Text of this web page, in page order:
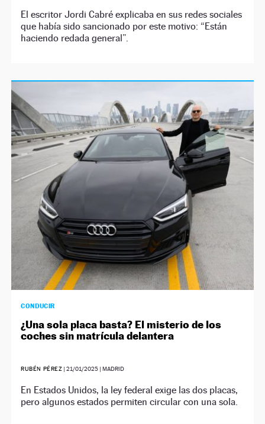
El escritor Jordi Cabré explicaba en sus redes sociales
que había sido sancionado por este motivo: “Están
haciendo redada general”.
CONDUCIR
¿Una sola placa basta? El misterio de los
coches sin matrícula delantera
RUBÉN PÉREZ |21/01/2025 | MADRID
En Estados Unidos, la ley federal exige las dos placas,
pero algunos estados permiten circular con una sola.